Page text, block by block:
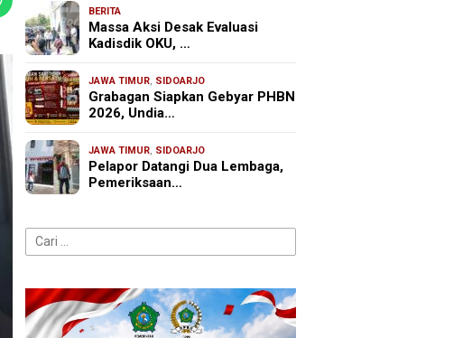
BERITA
Massa Aksi Desak Evaluasi
Kadisdik OKU, …
JAWA TIMUR, SIDOARJO
Grabagan Siapkan Gebyar PHBN
2026, Undia…
JAWA TIMUR, SIDOARJO
Pelapor Datangi Dua Lembaga,
Pemeriksaan…
Cari
untuk: